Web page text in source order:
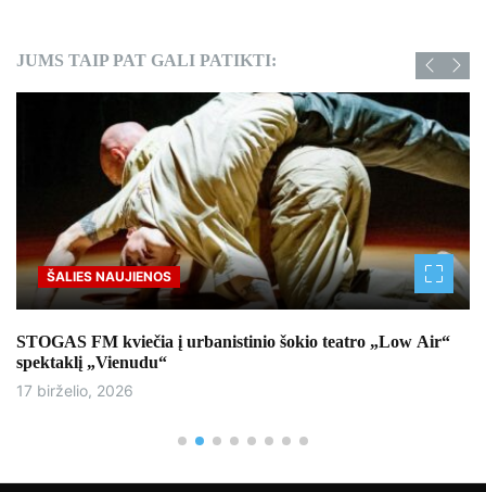
JUMS TAIP PAT GALI PATIKTI:
ŠALIES NAUJIENOS
STOGAS FM kviečia į urbanistinio šokio teatro „Low Air“
spektaklį „Vienudu“
17 birželio, 2026